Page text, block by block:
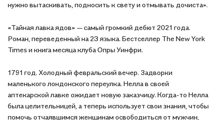
нужно вытаскивать, подносить к свету и отмывать дочиста».
«Тайная лавка ядов» — самый громкий дебют 2021 года.
Роман, переведенный на 23 языка. Бестселлер The New York
Times и книга месяца клуба Опры Уинфри.
1791 год. Холодный февральский вечер. Задворки
маленького лондонского переулка. Нелла в своей
аптекарской лавке ожидает новую заказчицу. Когда-то Нелла
была целительницей, а теперь использует свои знания, чтобы
помочь отчаявшимся женщинам освободиться от мужчин,